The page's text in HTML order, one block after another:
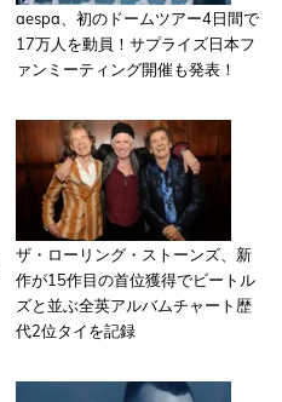
aespa、初のドームツアー4日間で
17万人を動員！サプライズ日本フ
ァンミーティング開催も発表！
ザ・ローリング・ストーンズ、新
作が15作目の首位獲得でビートル
ズと並ぶ全英アルバムチャート歴
代2位タイを記録